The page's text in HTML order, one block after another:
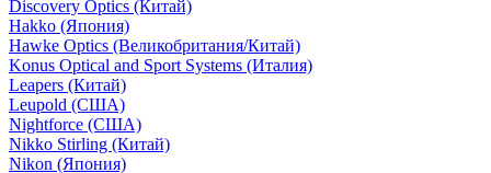
Discovery Optics (Китай)
Hakko (Япония)
Hawke Optics (Великобритания/Китай)
Konus Optical and Sport Systems (Италия)
Leapers (Китай)
Leupold (США)
Nightforce (США)
Nikko Stirling (Китай)
Nikon (Япония)